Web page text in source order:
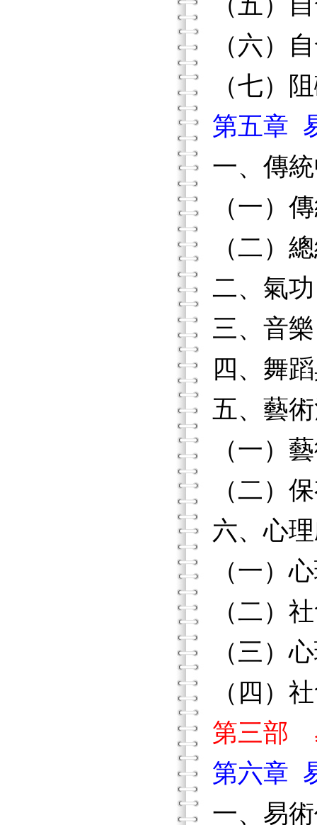
（六）
（七）
第五章
一、傳
（一）
（二）
二、氣功
三、音樂
四、舞
五、藝
（一）
（二）
六、心
（一）
（二）
（三）
（四）
第三部
第六章
一、易